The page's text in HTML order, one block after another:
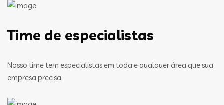
Time de especialistas
Nosso time tem especialistas em toda e qualquer área que sua
empresa precisa.